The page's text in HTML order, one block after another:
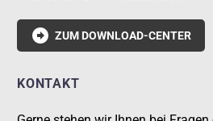
 ZUM DOWNLOAD-CENTER
KONTAKT